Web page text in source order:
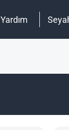
Yardım